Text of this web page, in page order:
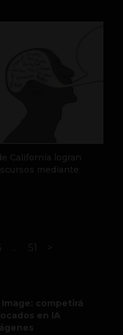
California logran
mediante
51
competirá
en IA